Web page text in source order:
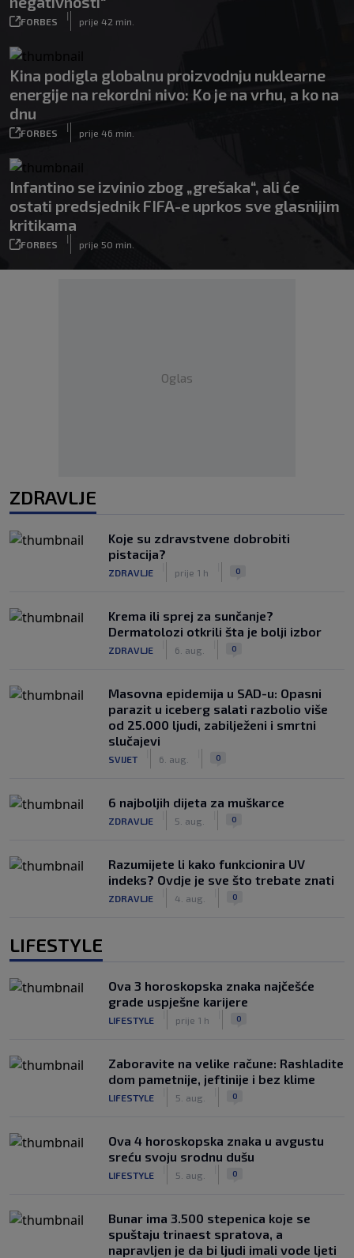
FORBES
|
prije 42 min.
Kina podigla globalnu proizvodnju nuklearne
energije na rekordni nivo: Ko je na vrhu, a ko na
dnu
FORBES
|
prije 46 min.
Infantino se izvinio zbog „grešaka“, ali će
ostati predsjednik FIFA-e uprkos sve glasnijim
kritikama
FORBES
|
prije 50 min.
Oglas
ZDRAVLJE
Koje su zdravstvene dobrobiti
pistacija?
ZDRAVLJE prije 1 h 0
Krema ili sprej za sunčanje?
Dermatolozi otkrili šta je bolji izbor
ZDRAVLJE 6. aug. 0
Masovna epidemija u SAD-u: Opasni
parazit u iceberg salati razbolio više
od 25.000 ljudi, zabilježeni i smrtni
slučajevi
SVIJET 6. aug. 0
6 najboljih dijeta za muškarce
ZDRAVLJE 5. aug. 0
Razumijete li kako funkcionira UV
indeks? Ovdje je sve što trebate znati
ZDRAVLJE 4. aug. 0
LIFESTYLE
Ova 3 horoskopska znaka najčešće
grade uspješne karijere
LIFESTYLE prije 1 h 0
Zaboravite na velike račune: Rashladite
dom pametnije, jeftinije i bez klime
LIFESTYLE 5. aug. 0
Ova 4 horoskopska znaka u avgustu
sreću svoju srodnu dušu
LIFESTYLE 5. aug. 0
Bunar imа 3.500 stepenica koje se
spuštaju trinaest spratova, a
napravljen je da bi ljudi imali vode ljeti